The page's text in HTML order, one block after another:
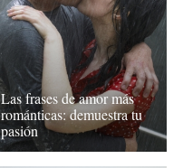
Las frases de amor más
románticas: demuestra tu
pasión